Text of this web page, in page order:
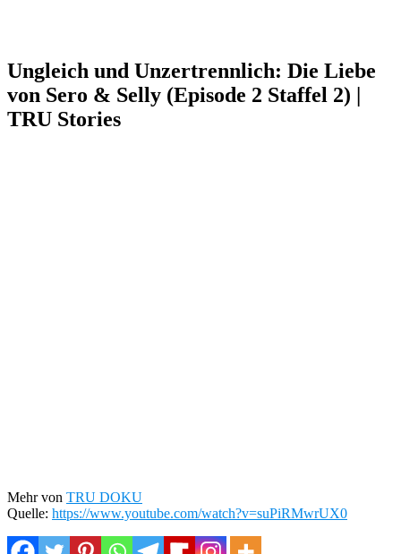
Ungleich und Unzertrennlich: Die Liebe
von Sero & Selly (Episode 2 Staffel 2) |
TRU Stories
Mehr von TRU DOKU
Quelle: https://www.youtube.com/watch?v=suPiRMwrUX0